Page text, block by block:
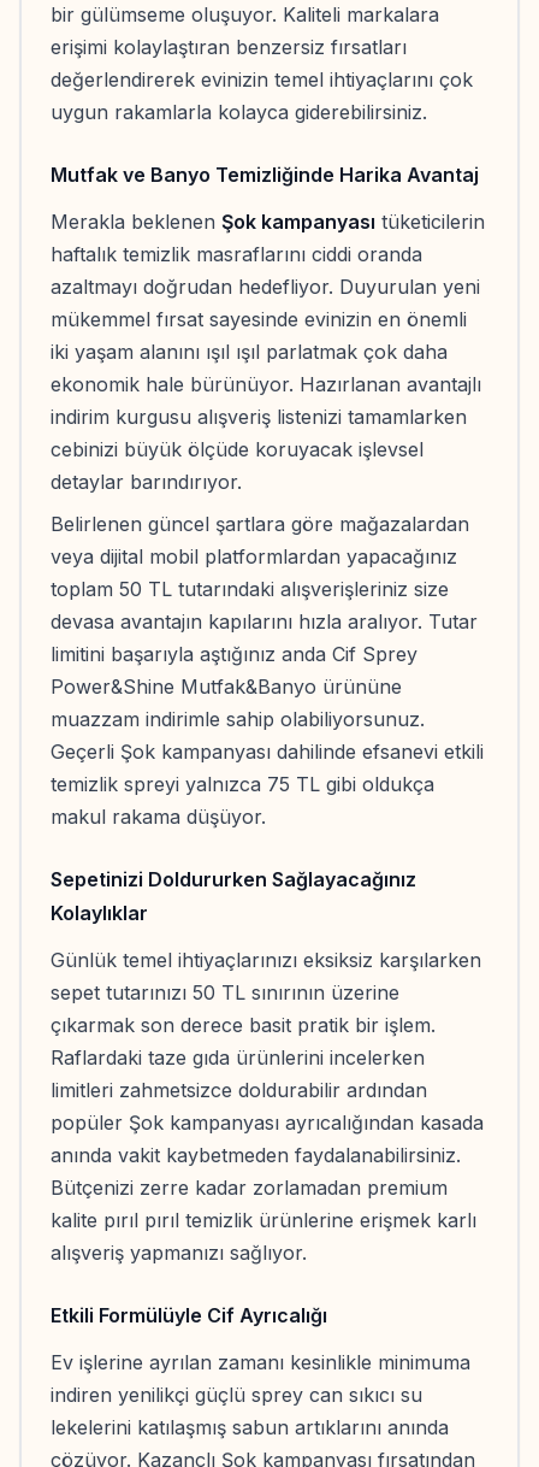
bir gülümseme oluşuyor. Kaliteli markalara
erişimi kolaylaştıran benzersiz fırsatları
değerlendirerek evinizin temel ihtiyaçlarını çok
uygun rakamlarla kolayca giderebilirsiniz.
Mutfak ve Banyo Temizliğinde Harika Avantaj
Merakla beklenen Şok kampanyası tüketicilerin
haftalık temizlik masraflarını ciddi oranda
azaltmayı doğrudan hedefliyor. Duyurulan yeni
mükemmel fırsat sayesinde evinizin en önemli
iki yaşam alanını ışıl ışıl parlatmak çok daha
ekonomik hale bürünüyor. Hazırlanan avantajlı
indirim kurgusu alışveriş listenizi tamamlarken
cebinizi büyük ölçüde koruyacak işlevsel
detaylar barındırıyor.
Belirlenen güncel şartlara göre mağazalardan
veya dijital mobil platformlardan yapacağınız
toplam 50 TL tutarındaki alışverişleriniz size
devasa avantajın kapılarını hızla aralıyor. Tutar
limitini başarıyla aştığınız anda Cif Sprey
Power&Shine Mutfak&Banyo ürününe
muazzam indirimle sahip olabiliyorsunuz.
Geçerli Şok kampanyası dahilinde efsanevi etkili
temizlik spreyi yalnızca 75 TL gibi oldukça
makul rakama düşüyor.
Sepetinizi Doldururken Sağlayacağınız
Kolaylıklar
Günlük temel ihtiyaçlarınızı eksiksiz karşılarken
sepet tutarınızı 50 TL sınırının üzerine
çıkarmak son derece basit pratik bir işlem.
Raflardaki taze gıda ürünlerini incelerken
limitleri zahmetsizce doldurabilir ardından
popüler Şok kampanyası ayrıcalığından kasada
anında vakit kaybetmeden faydalanabilirsiniz.
Bütçenizi zerre kadar zorlamadan premium
kalite pırıl pırıl temizlik ürünlerine erişmek karlı
alışveriş yapmanızı sağlıyor.
Etkili Formülüyle Cif Ayrıcalığı
Ev işlerine ayrılan zamanı kesinlikle minimuma
indiren yenilikçi güçlü sprey can sıkıcı su
lekelerini katılaşmış sabun artıklarını anında
çözüyor. Kazançlı Şok kampanyası fırsatından